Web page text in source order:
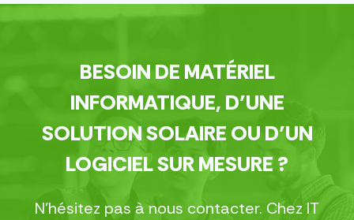
BESOIN DE MATÉRIEL
INFORMATIQUE, D’UNE
SOLUTION SOLAIRE OU D’UN
LOGICIEL SUR MESURE ?
N’hésitez pas à nous contacter. Chez IT